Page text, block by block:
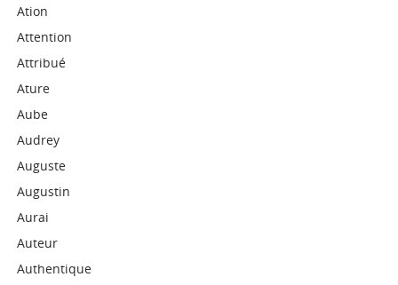
Ation
Attention
Attribué
Ature
Aube
Audrey
Auguste
Augustin
Aurai
Auteur
Authentique